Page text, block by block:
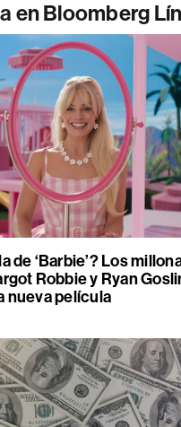
en Bloomberg
de ‘Barbie’? Los
Robbie y Ryan
nueva película